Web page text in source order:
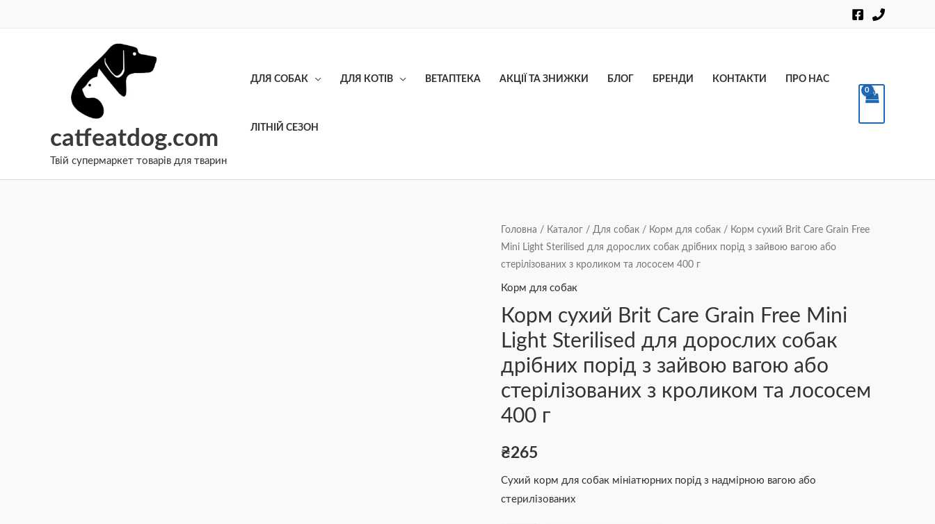
catfeatdog.com
Твій супермаркет товарів для тварин
ДЛЯ СОБАК ДЛЯ КОТІВ ВЕТАПТЕКА АКЦІЇ ТА ЗНИЖКИ БЛОГ БРЕНДИ КОНТАКТИ ПРО НАС
ЛІТНІЙ СЕЗОН
Головна / Каталог / Для собак / Корм для собак / Корм сухий Brit Care Grain Free
Mini Light Sterilised для дорослих собак дрібних порід з зайвою вагою або
стерілізованих з кроликом та лососем 400 г
Корм для собак
Корм сухий Brit Care Grain Free Mini
Light Sterilised для дорослих собак
дрібних порід з зайвою вагою або
стерілізованих з кроликом та лососем
400 г
₴265
Сухий корм для собак мініатюрних порід з надмірною вагою або
стерилізованих
Корм
сухий
Brit
Care
Grain
Free
Mini
Light
для
дорослих
дрібних
порід